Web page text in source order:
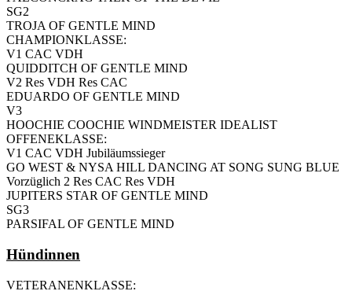
SG2
TROJA OF GENTLE MIND
CHAMPIONKLASSE:
V1 CAC VDH
QUIDDITCH OF GENTLE MIND
V2 Res VDH Res CAC
EDUARDO OF GENTLE MIND
V3
HOOCHIE COOCHIE WINDMEISTER IDEALIST
OFFENEKLASSE:
V1 CAC VDH Jubiläumssieger
GO WEST & NYSA HILL DANCING AT SONG SUNG BLUE
Vorzüglich 2 Res CAC Res VDH
JUPITERS STAR OF GENTLE MIND
SG3
PARSIFAL OF GENTLE MIND
Hündinnen
VETERANENKLASSE: